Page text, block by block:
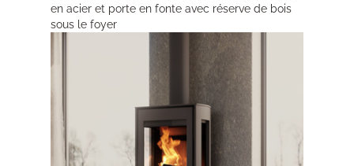
en acier et porte en fonte avec réserve de bois
sous le foyer